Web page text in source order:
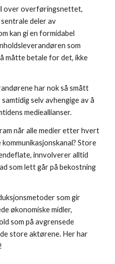
over overføringsnettet,
deler av
kan gi en formidabel
som
måtte betale for det, ikke
har nok så smått
selv avhengige av å
medieallianser.
når alle medier etter hvert
Store
innvolverer alltid
som lett går på bekostning
som gir
økonomiske midler,
som på avgrensede
store aktørene. Her har